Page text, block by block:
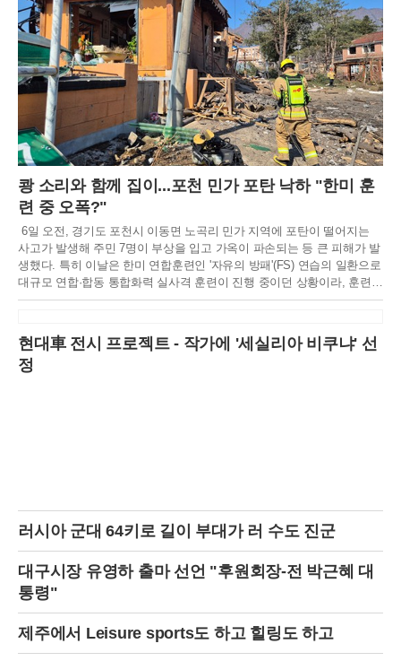
쾅 소리와 함께 집이...포천 민가 포탄 낙하 "한미 훈
련 중 오폭?"
6일 오전, 경기도 포천시 이동면 노곡리 민가 지역에 포탄이 떨어지는
사고가 발생해 주민 7명이 부상을 입고 가옥이 파손되는 등 큰 피해가 발
생했다. 특히 이날은 한미 연합훈련인 '자유의 방패'(FS) 연습의 일환으로
대규모 연합·합동 통합화력 실사격 훈련이 진행 중이던 상황이라, 훈련
중 오폭 사고 가능성에 무게가 실리고 있다.소방당국에 따르면, 이날 오
다"는 내용의 신고가 18건이나 동시다발적으로 접수됐다. 신고를 받고
즉시 출동한 소방당국은 현장에서 중상 4명, 경상 3명 등 총 7명의 부상
자를 확인하고 인근 병원으로 긴급 이송 조치했다.사고 현장은 그야말로
주포, K2 전차, 다연장로켓(MLRS) '천무' 등 다양한 화력 장비가 동원되
었으며, 실사격 훈련도 포함되어 있었다.군 당국은 사고 발생 직후 훈련
을 즉각 중단하고, 정확한 사고 원인과 경위를 조사하고 있다. 군 관계자
는 "훈련 중 발생한 불미스러운 사고로 인해 인명 피해와 재산 피해가 발
생한 점에 대해 매우 유감스럽게 생각한다"며 "사고 원인을 철저히 조사
고로 인해 훈련 안전 문제에 대한 우려가 커지고 있다. 특히 민가 지역 인
근에서 실사격 훈련을 진행하는 것에 대한 안전성 검토가 필요하다는 지
적이 나오고 있다. 또한, 훈련 중 오폭 사고 발생 시 신속한 대응 및 피해
현대車 전시 프로젝트 - 작가에 '세실리아 비쿠냐' 선
정
러시아 군대 64키로 길이 부대가 러 수도 진군
대구시장 유영하 출마 선언 "후원회장-전 박근혜 대
통령"
제주에서 Leisure sports도 하고 힐링도 하고